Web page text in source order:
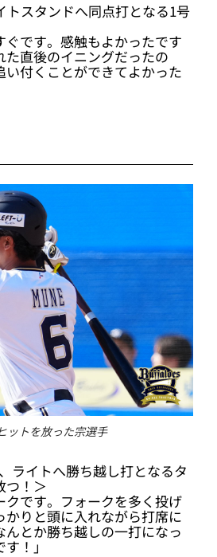
トスタンドへ同点打となる1号
ぐです。感触もよかったです
た直後のイニングだったの
い付くことができてよかった
ットを放った宗選手
ライトへ勝ち越し打となるタ
つ！＞
クです。フォークを多く投げ
かりと頭に入れながら打席に
とか勝ち越しの一打になっ
！」